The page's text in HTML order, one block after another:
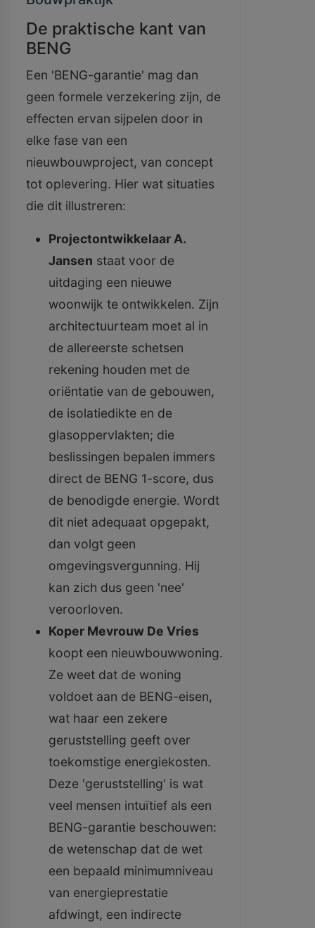
De praktische kant van
BENG
Een 'BENG-garantie' mag dan
geen formele verzekering zijn, de
effecten ervan sijpelen door in
elke fase van een
nieuwbouwproject, van concept
tot oplevering. Hier wat situaties
die dit illustreren:
Projectontwikkelaar A.
Jansen staat voor de
uitdaging een nieuwe
woonwijk te ontwikkelen. Zijn
architectuurteam moet al in
de allereerste schetsen
rekening houden met de
oriëntatie van de gebouwen,
de isolatiedikte en de
glasoppervlakten; die
beslissingen bepalen immers
direct de BENG 1-score, dus
de benodigde energie. Wordt
dit niet adequaat opgepakt,
dan volgt geen
omgevingsvergunning. Hij
kan zich dus geen 'nee'
veroorloven.
Koper Mevrouw De Vries
koopt een nieuwbouwwoning.
Ze weet dat de woning
voldoet aan de BENG-eisen,
wat haar een zekere
geruststelling geeft over
toekomstige energiekosten.
Deze 'geruststelling' is wat
veel mensen intuïtief als een
BENG-garantie beschouwen:
de wetenschap dat de wet
een bepaald minimumniveau
van energieprestatie
afdwingt, een indirecte